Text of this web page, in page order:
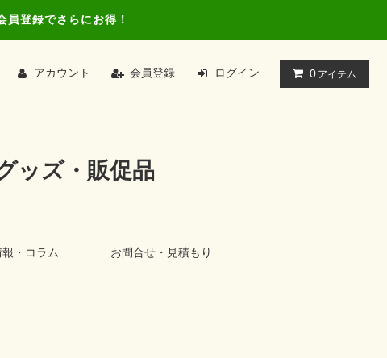
登録でさらにお得！
アカウント 会員登録 ログイン 0 アイテム
ッズ・販促品
報・コラム お問合せ・見積もり